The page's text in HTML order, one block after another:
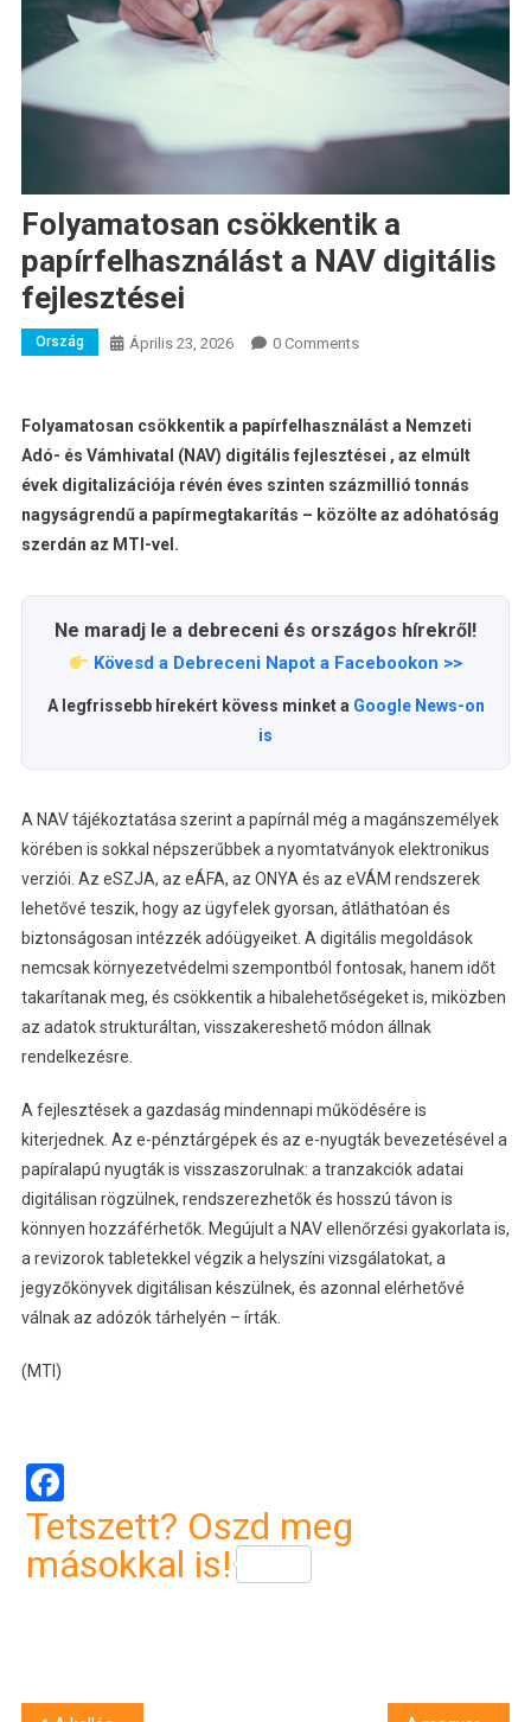
Folyamatosan csökkentik a
papírfelhasználást a NAV digitális
fejlesztései
Ország Április 23, 2026 0 Comments
Folyamatosan csökkentik a papírfelhasználást a Nemzeti
Adó- és Vámhivatal (NAV) digitális fejlesztései , az elmúlt
évek digitalizációja révén éves szinten százmillió tonnás
nagyságrendű a papírmegtakarítás – közölte az adóhatóság
szerdán az MTI-vel.
Ne maradj le a debreceni és országos hírekről!
Kövesd a Debreceni Napot a Facebookon >>
A legfrissebb hírekért kövess minket a Google News-on
is
A NAV tájékoztatása szerint a papírnál még a magánszemélyek
körében is sokkal népszerűbbek a nyomtatványok elektronikus
verziói. Az eSZJA, az eÁFA, az ONYA és az eVÁM rendszerek
lehetővé teszik, hogy az ügyfelek gyorsan, átláthatóan és
biztonságosan intézzék adóügyeiket. A digitális megoldások
nemcsak környezetvédelmi szempontból fontosak, hanem időt
takarítanak meg, és csökkentik a hibalehetőségeket is, miközben
az adatok strukturáltan, visszakereshető módon állnak
rendelkezésre.
A fejlesztések a gazdaság mindennapi működésére is
kiterjednek. Az e-pénztárgépek és az e-nyugták bevezetésével a
papíralapú nyugták is visszaszorulnak: a tranzakciók adatai
digitálisan rögzülnek, rendszerezhetők és hosszú távon is
könnyen hozzáférhetők. Megújult a NAV ellenőrzési gyakorlata is,
a revizorok tabletekkel végzik a helyszíni vizsgálatokat, a
jegyzőkönyvek digitálisan készülnek, és azonnal elérhetővé
válnak az adózók tárhelyén – írták.
(MTI)
Facebook
Tetszett? Oszd meg
másokkal is!